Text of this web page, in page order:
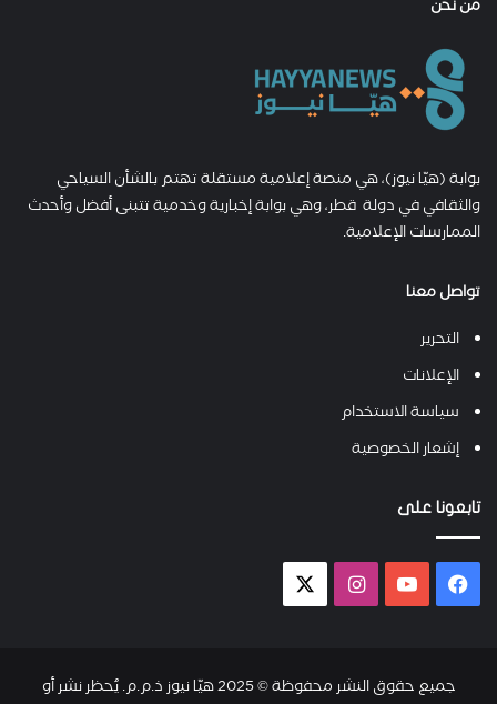
من نحن
بوابة (هيّا نيوز)، هي منصة إعلامية مستقلة تهتم بالشأن السياحي
والثقافي في دولة قطر، وهي بوابة إخبارية وخدمية تتبنى أفضل وأحدث
الممارسات الإعلامية.
تواصل معنا
التحرير
الإعلانات
سياسة الاستخدام
إشعار الخصوصية
تابعونا على
فيسبوك يوتيوب انستقرام
جميع حقوق النشر محفوظة © 2025 هيّا نيوز ذ.م.م. يُحظر نشر أو